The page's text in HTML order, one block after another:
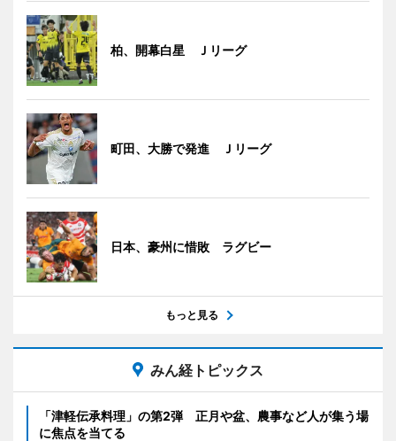
柏、開幕白星 Ｊリーグ
町田、大勝で発進 Ｊリーグ
日本、豪州に惜敗 ラグビー
もっと見る
みん経トピックス
「津軽伝承料理」の第2弾 正月や盆、農事など人が集う場
に焦点を当てる